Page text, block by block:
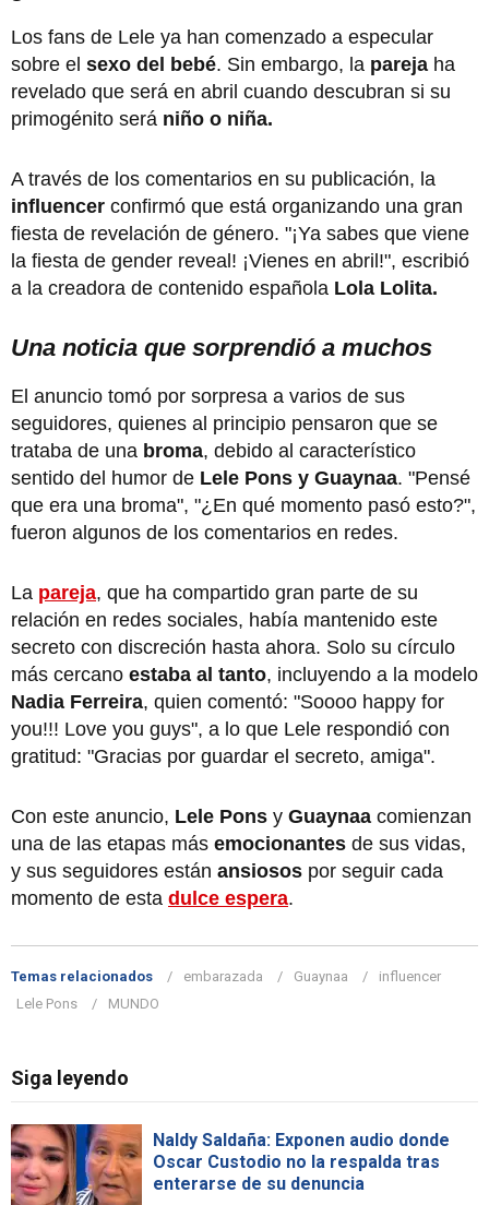
Los fans de Lele ya han comenzado a especular
sobre el sexo del bebé. Sin embargo, la pareja ha
revelado que será en abril cuando descubran si su
primogénito será niño o niña.
A través de los comentarios en su publicación, la
influencer confirmó que está organizando una gran
fiesta de revelación de género. "¡Ya sabes que viene
la fiesta de gender reveal! ¡Vienes en abril!", escribió
a la creadora de contenido española Lola Lolita.
Una noticia que sorprendió a muchos
El anuncio tomó por sorpresa a varios de sus
seguidores, quienes al principio pensaron que se
trataba de una broma, debido al característico
sentido del humor de Lele Pons y Guaynaa. "Pensé
que era una broma", "¿En qué momento pasó esto?",
fueron algunos de los comentarios en redes.
La pareja, que ha compartido gran parte de su
relación en redes sociales, había mantenido este
secreto con discreción hasta ahora. Solo su círculo
más cercano estaba al tanto, incluyendo a la modelo
Nadia Ferreira, quien comentó: "Soooo happy for
you!!! Love you guys", a lo que Lele respondió con
gratitud: "Gracias por guardar el secreto, amiga".
Con este anuncio, Lele Pons y Guaynaa comienzan
una de las etapas más emocionantes de sus vidas,
y sus seguidores están ansiosos por seguir cada
momento de esta dulce espera.
Temas relacionados embarazada Guaynaa
influencer
Lele Pons
MUNDO
Siga leyendo
Naldy Saldaña: Exponen audio donde
Oscar Custodio no la respalda tras
enterarse de su denuncia